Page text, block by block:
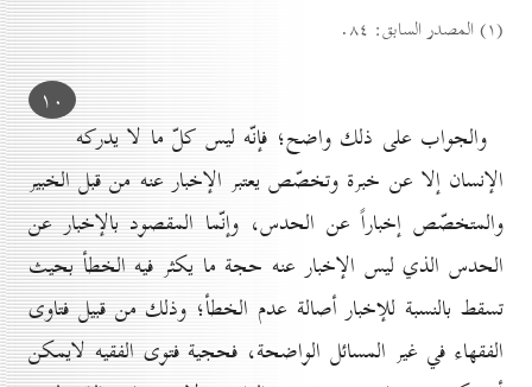
(۱) المصدر السابق: ۸٤.
۱٠
والجواب على ذلك واضح؛ فإنّه ليس كلّ ما لا يدركه
الإنسان إلا عن خبرة وتخصّص يعتبر الإخبار عنه من قبل الخبير
والمتخصّص إخباراً عن الحدس، وإنّما المقصود بالإخبار عن
الحدس الذي ليس الإخبار عنه حجة ما يكثر فيه الخطأ بحيث
تسقط بالنسبة للإخبار أصالة عدم الخطأ؛ وذلك من قبيل فتاوى
الفقهاء في غير المسائل الواضحة، فحجية فتوى الفقيه لايمكن